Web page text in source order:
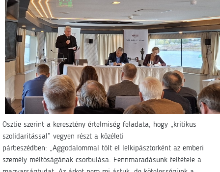
Osztie szerint a keresztény értelmiség feladata, hogy „kritikus
szolidaritással” vegyen részt a közéleti
párbeszédben: „Aggodalommal tölt el lelkipásztorként az emberi
személy méltóságának csorbulása. Fennmaradásunk feltétele a